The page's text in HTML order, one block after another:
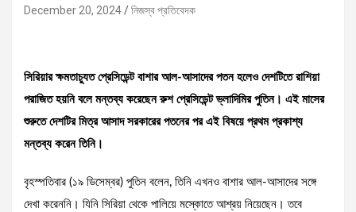
December 20, 2024 নিজস্ব প্রতিবেদক
সিরিয়ার ক্ষমতাচ্যুত প্রেসিডেন্ট বাশার আল-আসাদের পতন হলেও দেশটিতে রাশিয়া
পরাজিত হয়নি বলে মন্তব্য করেছেন রুশ প্রেসিডেন্ট ভ্লাদিমির পুতিন। এই মাসের
শুরুতে দেশটির মিত্র আসাদ সরকারের পতনের পর এই বিষয়ে প্রথম প্রকাশ্য
মন্তব্য করেন তিনি।
বৃহস্পতিবার (১৯ ডিসেম্বর) পুতিন বলেন, তিনি এখনও বাশার আল-আসাদের সঙ্গে
দেখা করেননি। যিনি সিরিয়া থেকে পালিয়ে মস্কোতে আশ্রয় নিয়েছেন। তবে